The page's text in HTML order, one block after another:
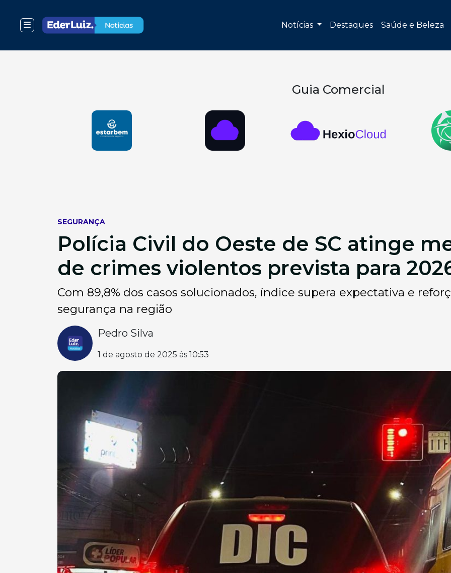
Notícias Destaques Saúde e Beleza
Guia Comercial
SEGURANÇA
Polícia Civil do Oeste de SC atinge
de crimes violentos prevista para
Com 89,8% dos casos solucionados, índice supera expectativa e
segurança na região
Pedro Silva
1 de agosto de 2025 às 10:53